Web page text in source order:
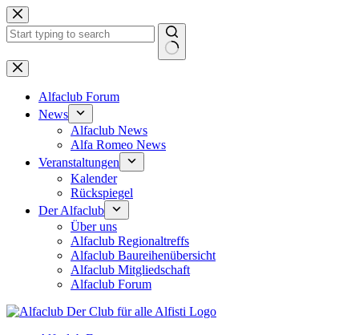
Zum
Inhalt
springen
Keine
Ergebnisse
Alfaclub Forum
News
Alfaclub News
Alfa Romeo News
Veranstaltungen
Kalender
Rückspiegel
Der Alfaclub
Über uns
Alfaclub Regionaltreffs
Alfaclub Baureihenübersicht
Alfaclub Mitgliedschaft
Alfaclub Forum